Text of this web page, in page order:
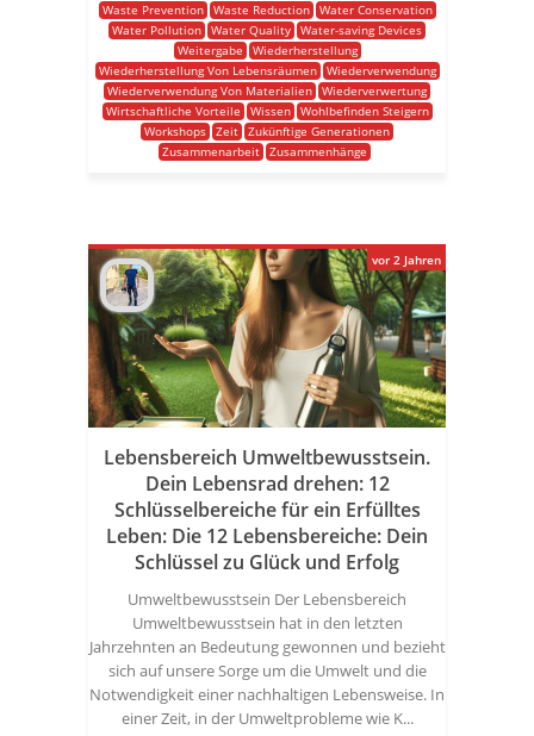
Waste Prevention Waste Reduction
Water Conservation
Water Pollution Water Quality Water-saving Devices
Weitergabe
Wiederherstellung
Wiederherstellung Von Lebensräumen
Wiederverwendung
Wiederverwendung Von Materialien Wiederverwertung
Wirtschaftliche Vorteile
Wissen
Wohlbefinden Steigern
Workshops Zeit Zukünftige Generationen
Zusammenarbeit
Zusammenhänge
Lebensbereich Umweltbewusstsein.
Dein Lebensrad drehen: 12
Schlüsselbereiche für ein Erfülltes
Leben: Die 12 Lebensbereiche: Dein
Schlüssel zu Glück und Erfolg
Umweltbewusstsein Der Lebensbereich
Umweltbewusstsein hat in den letzten
Jahrzehnten an Bedeutung gewonnen und bezieht
sich auf unsere Sorge um die Umwelt und die
Notwendigkeit einer nachhaltigen Lebensweise. In
einer Zeit, in der Umweltprobleme wie K...
vor 2 Jahren